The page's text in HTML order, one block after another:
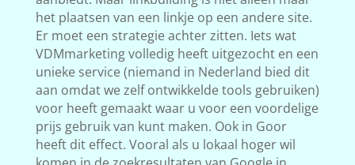
het plaatsen van een linkje op een andere site.
Er moet een strategie achter zitten. Iets wat
VDMmarketing volledig heeft uitgezocht en een
unieke service (niemand in Nederland bied dit
aan omdat we zelf ontwikkelde tools gebruiken)
voor heeft gemaakt waar u voor een voordelige
prijs gebruik van kunt maken. Ook in Goor
heeft dit effect. Vooral als u lokaal hoger wil